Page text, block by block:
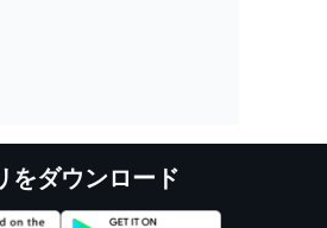
をダウンロード